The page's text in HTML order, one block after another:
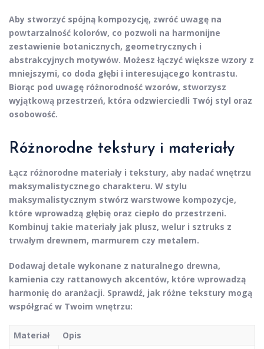
Aby stworzyć spójną kompozycję, zwróć uwagę na
powtarzalność kolorów, co pozwoli na harmonijne
zestawienie botanicznych, geometrycznych i
abstrakcyjnych motywów. Możesz łączyć większe wzory z
mniejszymi, co doda głębi i interesującego kontrastu.
Biorąc pod uwagę różnorodność wzorów, stworzysz
wyjątkową przestrzeń, która odzwierciedli Twój styl oraz
osobowość.
Różnorodne tekstury i materiały
Łącz różnorodne materiały i tekstury, aby nadać wnętrzu
maksymalistycznego charakteru. W stylu
maksymalistycznym stwórz warstwowe kompozycje,
które wprowadzą głębię oraz ciepło do przestrzeni.
Kombinuj takie materiały jak plusz, welur i sztruks z
trwałym drewnem, marmurem czy metalem.
Dodawaj detale wykonane z naturalnego drewna,
kamienia czy rattanowych akcentów, które wprowadzą
harmonię do aranżacji. Sprawdź, jak różne tekstury mogą
współgrać w Twoim wnętrzu:
Materiał Opis